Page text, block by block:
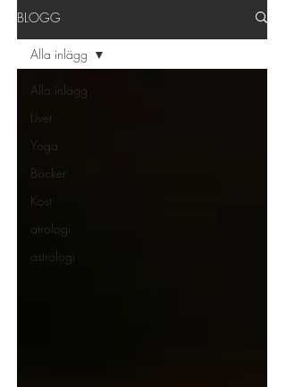
BLOGG
Alla inlägg
Livet
Yoga
Böcker
Kost
atrologi
astrologi
Alla inlägg